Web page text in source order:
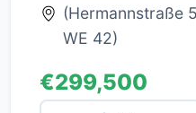
(Hermannstraße
WE 42)
€299,500